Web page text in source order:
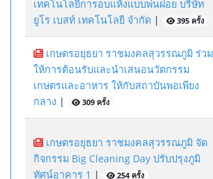
เทคโนโลยีการอบแห้งแบบพ่นฝอย บริษัท
ยูโร เบสท์ เทคโนโลยี จำกัด | 395 ครั้ง
เกษตรอยุธยา ราชมงคลสุวรรณภูมิ ร่วม
ให้การต้อนรับและนำเสนอนวัตกรรม
เกษตรและอาหาร ให้กับสถาบันพอเพียง
กลาง | 309 ครั้ง
เกษตรอยุธยา ราชมงคลสุวรรณภูมิ จัด
กิจกรรม Big Cleaning Day ปรับปรุงภูมิ
ทัศน์อาคาร 1 | 254 ครั้ง